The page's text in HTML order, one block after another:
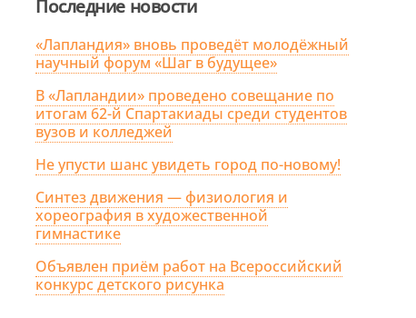
Последние новости
«Лапландия» вновь проведёт молодёжный
научный форум «Шаг в будущее»
В «Лапландии» проведено совещание по
итогам 62-й Спартакиады среди студентов
вузов и колледжей
Не упусти шанс увидеть город по-новому!
Синтез движения — физиология и
хореография в художественной
гимнастике
Объявлен приём работ на Всероссийский
конкурс детского рисунка